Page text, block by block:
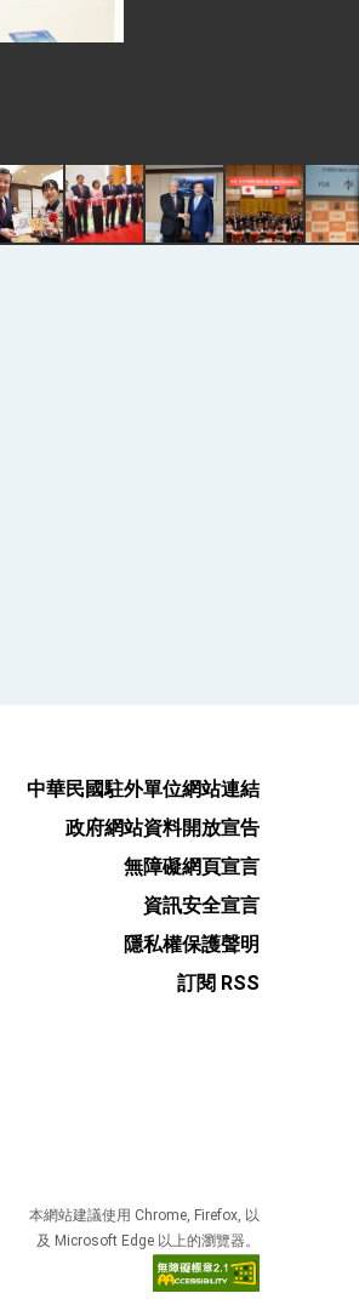
中華民國駐外單位網站連結
政府網站資料開放宣告
無障礙網頁宣言
資訊安全宣言
隱私權保護聲明
訂閱 RSS
本網站建議使用 Chrome, Firefox, 以
及 Microsoft Edge 以上的瀏覽器。